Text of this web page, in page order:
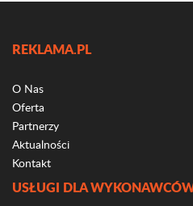
REKLAMA.PL
O Nas
Oferta
Partnerzy
Aktualności
Kontakt
USŁUGI DLA